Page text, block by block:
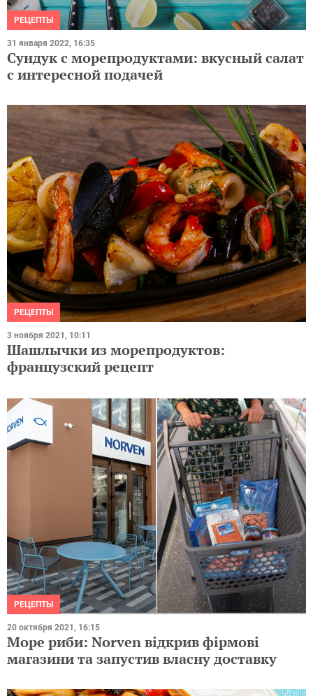
РЕЦЕПТЫ
31 января 2022, 16:35
Сундук с морепродуктами: вкусный салат
с интересной подачей
РЕЦЕПТЫ
3 ноября 2021, 10:11
Шашлычки из морепродуктов:
французский рецепт
РЕЦЕПТЫ
20 октября 2021, 16:15
Море риби: Norven відкрив фірмові
магазини та запустив власну доставку